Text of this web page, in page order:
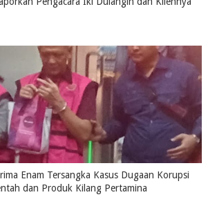
Enam Tersangka Kasus Dugaan Korupsi
dan Produk Kilang Pertamina